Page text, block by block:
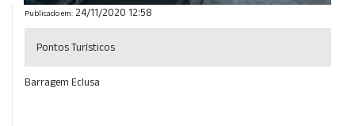
Publicado em: 24/11/2020 12:58
Pontos Turísticos
Barragem Eclusa